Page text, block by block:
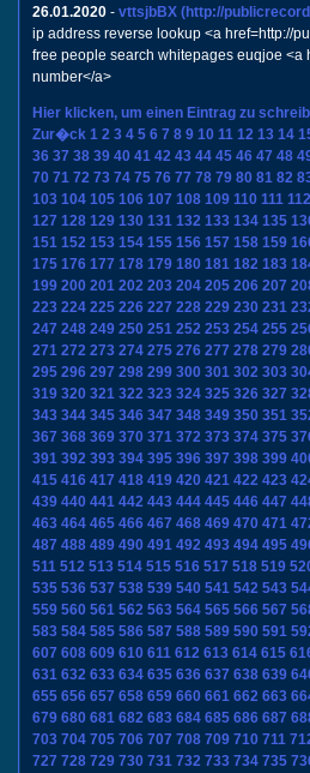
26.01.2020 - vttsjbBX (http://
ip address reverse lookup <a href=http://
free people search whitepages euqjoe <a
number</a>
Hier klicken, um einen Eintrag zu
Zur�ck 1 2 3 4 5 6 7 8 9 10 11 12 13 14
36 37 38 39 40 41 42 43 44 45 46 47 48
70 71 72 73 74 75 76 77 78 79 80 81 82
103 104 105 106 107 108 109 110 111 112
127 128 129 130 131 132 133 134 135
151 152 153 154 155 156 157 158 159
175 176 177 178 179 180 181 182 183
199 200 201 202 203 204 205 206 207
223 224 225 226 227 228 229 230 231
247 248 249 250 251 252 253 254 255
271 272 273 274 275 276 277 278 279
295 296 297 298 299 300 301 302 303
319 320 321 322 323 324 325 326 327
343 344 345 346 347 348 349 350 351
367 368 369 370 371 372 373 374 375
391 392 393 394 395 396 397 398 399
415 416 417 418 419 420 421 422 423
439 440 441 442 443 444 445 446 447
463 464 465 466 467 468 469 470 471
487 488 489 490 491 492 493 494 495
511 512 513 514 515 516 517 518 519
535 536 537 538 539 540 541 542 543
559 560 561 562 563 564 565 566 567
583 584 585 586 587 588 589 590 591
607 608 609 610 611 612 613 614 615
631 632 633 634 635 636 637 638 639
655 656 657 658 659 660 661 662 663
679 680 681 682 683 684 685 686 687
703 704 705 706 707 708 709 710 711
727 728 729 730 731 732 733 734 735